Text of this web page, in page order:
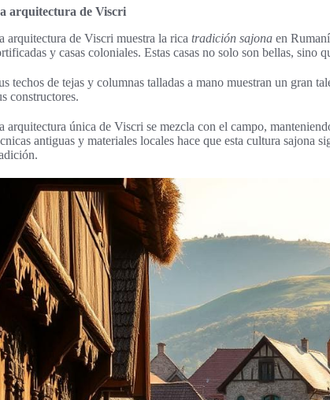
arquitectura de Viscri
arquitectura de Viscri muestra la rica tradición sajona en
y casas coloniales. Estas casas no solo son bellas, sino
techos de tejas y columnas talladas a mano muestran un gran
constructores.
arquitectura única de Viscri se mezcla con el campo,
antiguas y materiales locales hace que esta cultura sajona